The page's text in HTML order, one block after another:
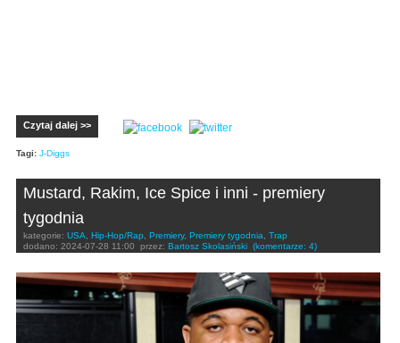
Czytaj dalej >>
Tagi: J-Diggs
Mustard, Rakim, Ice Spice i inni - premiery
tygodnia
kategorie: USA, Hip-Hop/Rap, Premiery, Premiery tygodnia, Trap
dodano: 2024-07-28 11:00 przez: Bartosz Skolasiński (komentarze: 4)